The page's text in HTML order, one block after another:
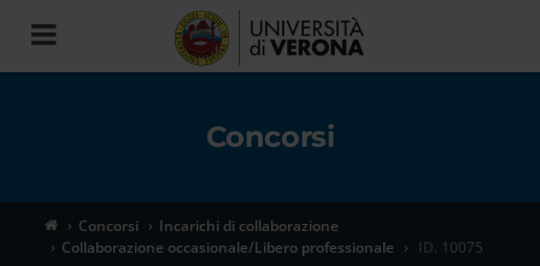
Toggle
navigation
Concorsi
Concorsi
Incarichi di collaborazione
Collaborazione occasionale/Libero professionale
ID. 10075